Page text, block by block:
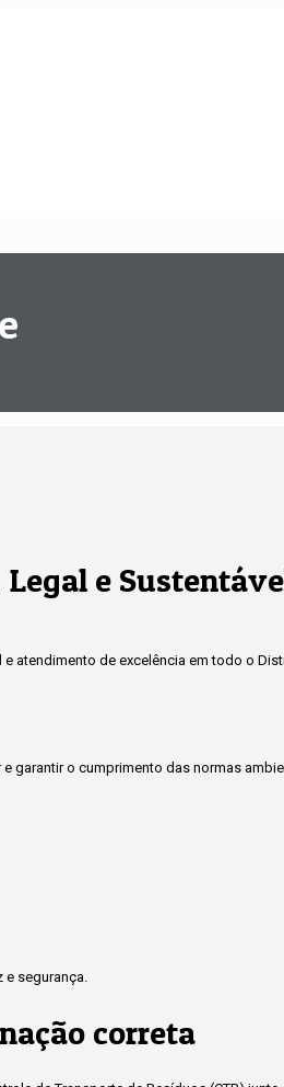
Legal e
atendimento de excelência em todo o
garantir o cumprimento das normas
segurança.
correta